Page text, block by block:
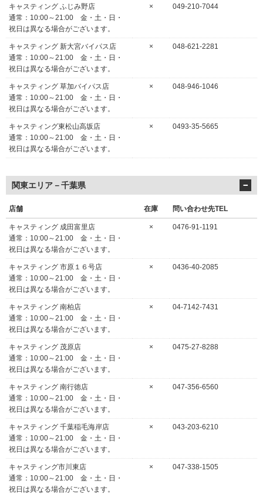
キャスティング ふじみ野店
通常：10:00～21:00 金・土・日・
祝日は異なる場合がございます。
× 049-210-7044
キャスティング 新大宮バイパス店
通常：10:00～21:00 金・土・日・
祝日は異なる場合がございます。
× 048-621-2281
キャスティング 草加バイパス店
通常：10:00～21:00 金・土・日・
祝日は異なる場合がございます。
× 048-946-1046
キャスティング東松山高坂店
通常：10:00～21:00 金・土・日・
祝日は異なる場合がございます。
× 0493-35-5665
関東エリア－千葉県
店舗 在庫 問い合わせ先TEL
キャスティング 成田富里店
通常：10:00～21:00 金・土・日・
祝日は異なる場合がございます。
× 0476-91-1191
キャスティング 市原１６号店
通常：10:00～21:00 金・土・日・
祝日は異なる場合がございます。
× 0436-40-2085
キャスティング 南柏店
通常：10:00～21:00 金・土・日・
祝日は異なる場合がございます。
× 04-7142-7431
キャスティング 茂原店
通常：10:00～21:00 金・土・日・
祝日は異なる場合がございます。
× 0475-27-8288
キャスティング 南行徳店
通常：10:00～21:00 金・土・日・
祝日は異なる場合がございます。
× 047-356-6560
キャスティング 千葉稲毛海岸店
通常：10:00～21:00 金・土・日・
祝日は異なる場合がございます。
× 043-203-6210
キャスティング市川東店
通常：10:00～21:00 金・土・日・
祝日は異なる場合がございます。
× 047-338-1505